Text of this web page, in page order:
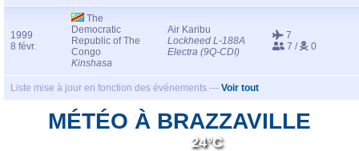
Liste mise à jour en fonction des événements.--- Voir tout
1999
8 févr.
The
Democratic
Republic of The
Congo
Kinshasa
Air Karibu
Lockheed L-188A
Electra (9Q-CDI)
7
7 /
0
MÉTÉO À BRAZZAVILLE
24°C